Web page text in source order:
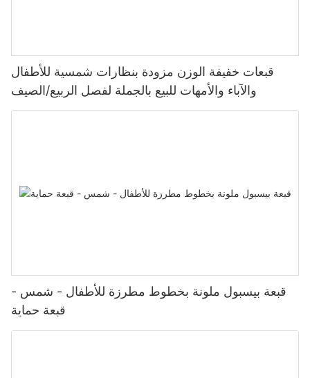
قبعات خفيفة الوزن مزودة بنظارات شمسية للأطفال
والآباء والأمهات للبيع بالجملة لفصل الربيع/الصيف
قبعة بيسبول ملونة بخطوط مطرزة للأطفال - شمس -
قبعة حماية